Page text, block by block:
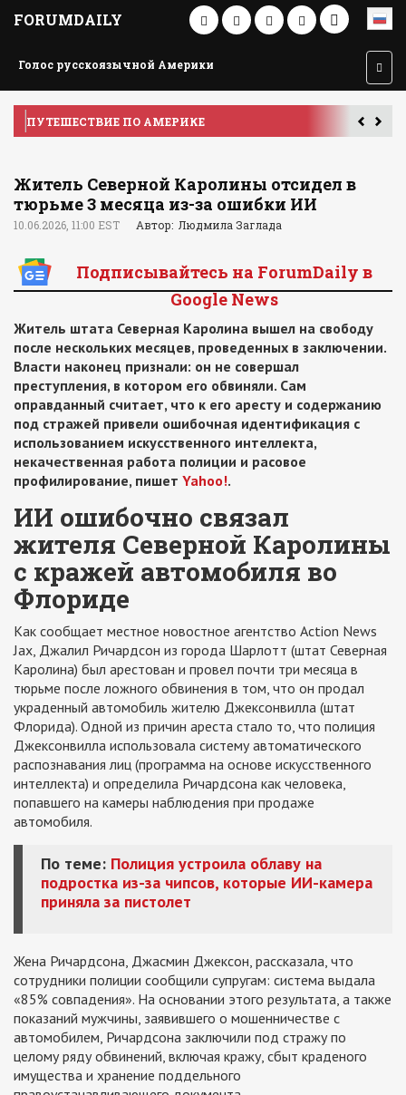
FORUMDAILY
Голос русскоязычной Америки
ПУТЕШЕСТВИЕ ПО АМЕРИКЕ
Житель Северной Каролины отсидел в
тюрьме 3 месяца из-за ошибки ИИ
10.06.2026, 11:00 EST Автор: Людмила Заглада
Подписывайтесь на ForumDaily в
Google News
Житель штата Северная Каролина вышел на свободу
после нескольких месяцев, проведенных в заключении.
Власти наконец признали: он не совершал
преступления, в котором его обвиняли. Сам
оправданный считает, что к его аресту и содержанию
под стражей привели ошибочная идентификация с
использованием искусственного интеллекта,
некачественная работа полиции и расовое
профилирование, пишет Yahoo!.
ИИ ошибочно связал
жителя Северной Каролины
с кражей автомобиля во
Флориде
Как сообщает местное новостное агентство Action News
Jax, Джалил Ричардсон из города Шарлотт (штат Северная
Каролина) был арестован и провел почти три месяца в
тюрьме после ложного обвинения в том, что он продал
украденный автомобиль жителю Джексонвилла (штат
Флорида). Одной из причин ареста стало то, что полиция
Джексонвилла использовала систему автоматического
распознавания лиц (программа на основе искусственного
интеллекта) и определила Ричардсона как человека,
попавшего на камеры наблюдения при продаже
автомобиля.
По теме: Полиция устроила облаву на
подростка из-за чипсов, которые ИИ-камера
приняла за пистолет
Жена Ричардсона, Джасмин Джексон, рассказала, что
сотрудники полиции сообщили супругам: система выдала
«85% совпадения». На основании этого результата, а также
показаний мужчины, заявившего о мошенничестве с
автомобилем, Ричардсона заключили под стражу по
целому ряду обвинений, включая кражу, сбыт краденого
имущества и хранение поддельного